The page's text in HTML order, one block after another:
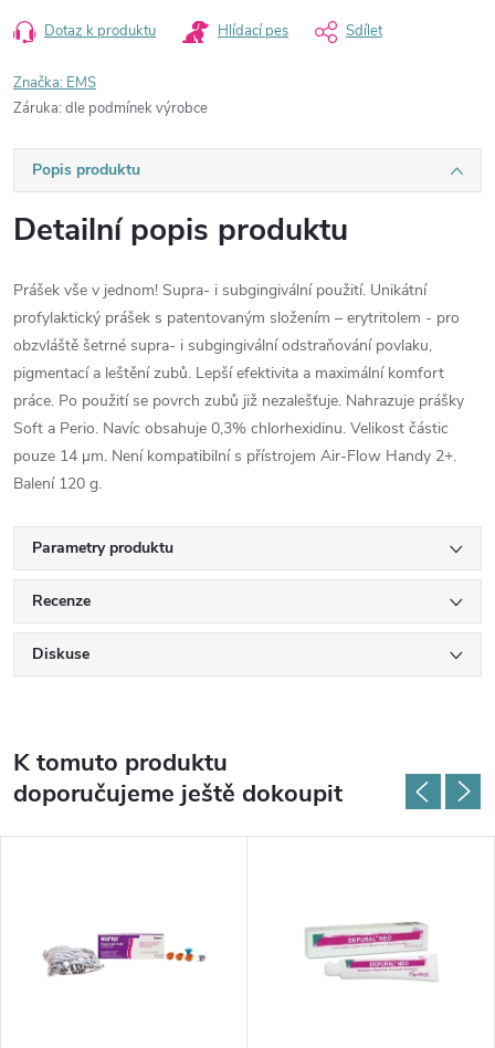
Dotaz k produktu Hlídací pes Sdílet
Značka: EMS
Záruka: dle podmínek výrobce
Popis produktu
Detailní popis produktu
Prášek vše v jednom! Supra- i subgingivální použití. Unikátní
profylaktický prášek s patentovaným složením – erytritolem - pro
obzvláště šetrné supra- i subgingivální odstraňování povlaku,
pigmentací a leštění zubů. Lepší efektivita a maximální komfort
práce. Po použití se povrch zubů již nezalešťuje. Nahrazuje prášky
Soft a Perio. Navíc obsahuje 0,3% chlorhexidinu. Velikost částic
pouze 14 µm. Není kompatibilní s přístrojem Air-Flow Handy 2+.
Balení 120 g.
Parametry produktu
Recenze
Diskuse
K tomuto produktu
doporučujeme ještě dokoupit